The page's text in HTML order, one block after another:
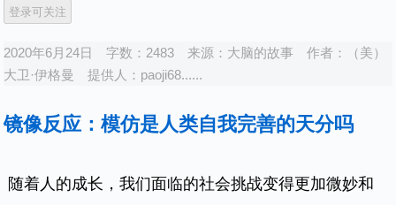
2020年6月24日 字数：2483 来源： 大脑的故事 作者：
（美）
大卫·伊格曼
提供人： paoji68......
镜像反应：模仿是人类自我完善的天分吗
随着人的成长，我们面临的社会挑战变得更加微妙和